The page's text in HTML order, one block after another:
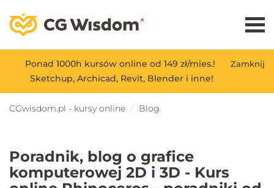
Zamknij
Ponad 1000h kursów online od 149 zł/mies.!
Sketchup, Archicad, Revit, Blender i inne!
CGwisdom.pl - kursy online Blog
Poradnik, blog o grafice
komputerowej 2D i 3D - Kurs